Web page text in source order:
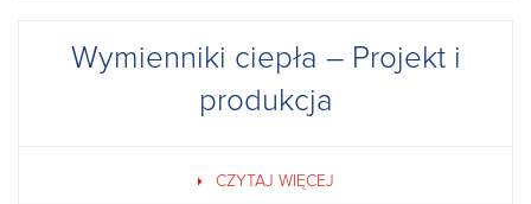
Wymienniki ciepła – Projekt i
produkcja
CZYTAJ WIĘCEJ